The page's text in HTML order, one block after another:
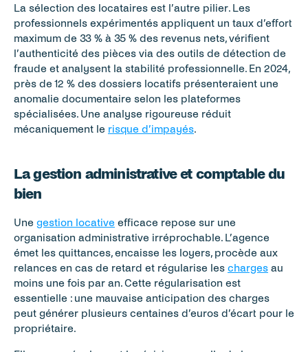
La sélection des locataires est l’autre pilier. Les
professionnels expérimentés appliquent un taux d’effort
maximum de 33 % à 35 % des revenus nets, vérifient
l’authenticité des pièces via des outils de détection de
fraude et analysent la stabilité professionnelle. En 2024,
près de 12 % des dossiers locatifs présenteraient une
anomalie documentaire selon les plateformes
spécialisées. Une analyse rigoureuse réduit
mécaniquement le risque d’impayés.
La gestion administrative et comptable du
bien
Une gestion locative efficace repose sur une
organisation administrative irréprochable. L’agence
émet les quittances, encaisse les loyers, procède aux
relances en cas de retard et régularise les charges au
moins une fois par an. Cette régularisation est
essentielle : une mauvaise anticipation des charges
peut générer plusieurs centaines d’euros d’écart pour le
propriétaire.